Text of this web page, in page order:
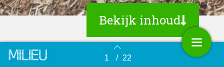
Terug naar overzicht 1 / 22
Bekijk inhoud